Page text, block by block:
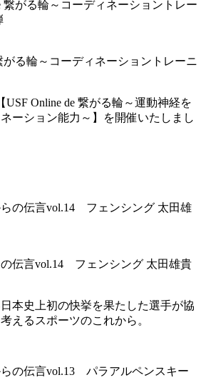
がる輪～コーディネーショントレーニ
USF Online de 繋がる輪～運動神経を
ーション能力～】を開催いたしまし
伝言vol.14 フェンシング 太田雄貴
本史上初の快挙を果たした選手が協
えるスポーツのこれから。